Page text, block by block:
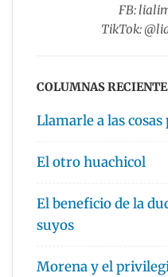
FB:
TikTok:
COLUMNAS
Llamarle a las
El otro huachicol
El beneficio de la
suyos
Morena y el